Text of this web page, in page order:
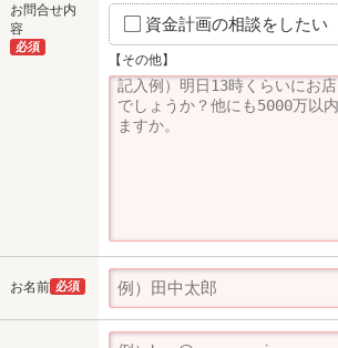
お問合せ内
容
必須
資金計画の相談をしたい
【その他】
お名前 必須